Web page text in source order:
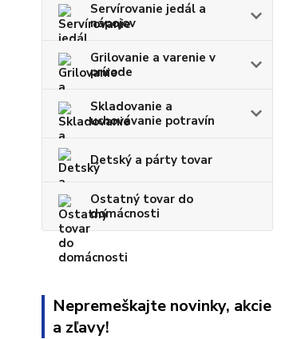
Servírovanie jedál a
nápojov
Grilovanie a varenie v
prírode
Skladovanie a
uchovávanie potravín
Detský a párty tovar
Ostatný tovar do
domácnosti
Nepremeškajte novinky, akcie
a zľavy!